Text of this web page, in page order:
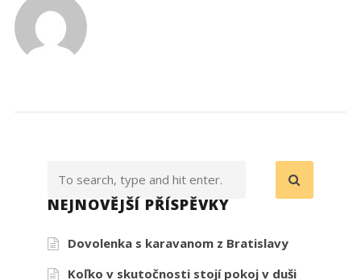
NEJNOVĚJŠÍ PŘÍSPĚVKY
Dovolenka s karavanom z Bratislavy
Koľko v skutočnosti stojí pokoj v duši